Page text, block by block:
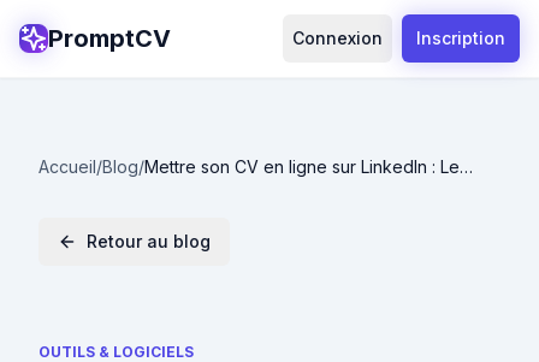
PromptCV Connexion Inscription
Accueil/Blog/Mettre son CV en ligne sur LinkedIn : Le
Retour au blog
OUTILS & LOGICIELS